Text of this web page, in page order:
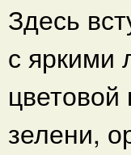
Здесь
с яркими
зелени,